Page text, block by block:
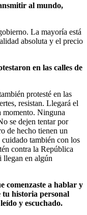
al mundo,
La mayoría está
absoluta y el precio
en las calles de
protesté en las
resistan. Llegará el
momento. Ninguna
se dejen tentar por
de hecho tienen un
también con los
contra la República
llegan en algún
comenzaste a hablar y
tu historia personal
y escuchado.